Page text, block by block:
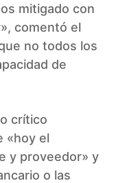
mitigado con
comentó el
no todos los
de
crítico
«hoy el
y proveedor» y
o las